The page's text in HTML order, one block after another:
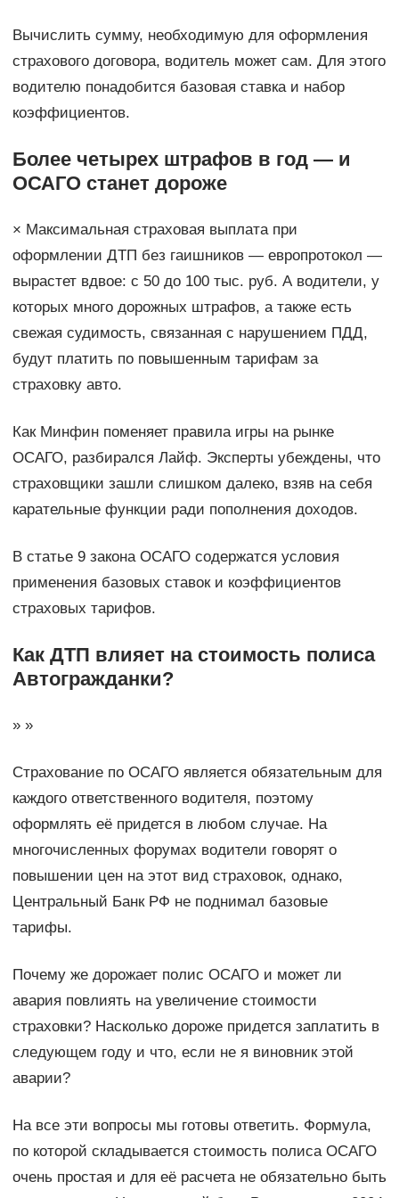
Вычислить сумму, необходимую для оформления
страхового договора, водитель может сам. Для этого
водителю понадобится базовая ставка и набор
коэффициентов.
Более четырех штрафов в год — и
ОСАГО станет дороже
× Максимальная страховая выплата при
оформлении ДТП без гаишников — европротокол —
вырастет вдвое: с 50 до 100 тыс. руб. А водители, у
которых много дорожных штрафов, а также есть
свежая судимость, связанная с нарушением ПДД,
будут платить по повышенным тарифам за
страховку авто.
Как Минфин поменяет правила игры на рынке
ОСАГО, разбирался Лайф. Эксперты убеждены, что
страховщики зашли слишком далеко, взяв на себя
карательные функции ради пополнения доходов.
В статье 9 закона ОСАГО содержатся условия
применения базовых ставок и коэффициентов
страховых тарифов.
Как ДТП влияет на стоимость полиса
Автогражданки?
» »
Страхование по ОСАГО является обязательным для
каждого ответственного водителя, поэтому
оформлять её придется в любом случае. На
многочисленных форумах водители говорят о
повышении цен на этот вид страховок, однако,
Центральный Банк РФ не поднимал базовые
тарифы.
Почему же дорожает полис ОСАГО и может ли
авария повлиять на увеличение стоимости
страховки? Насколько дороже придется заплатить в
следующем году и что, если не я виновник этой
аварии?
На все эти вопросы мы готовы ответить. Формула,
по которой складывается стоимость полиса ОСАГО
очень простая и для её расчета не обязательно быть